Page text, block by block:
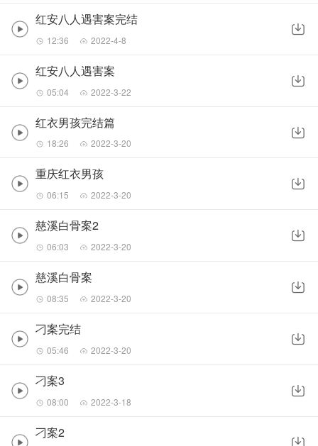
红安八人遇害案完结
12:36 2022-4-8
红安八人遇害案
05:04 2022-3-22
红衣男孩完结篇
18:26 2022-3-20
重庆红衣男孩
06:15 2022-3-20
慈溪白骨案2
06:03 2022-3-20
慈溪白骨案
08:35 2022-3-20
刁案完结
05:46 2022-3-20
刁案3
08:00 2022-3-18
刁案2